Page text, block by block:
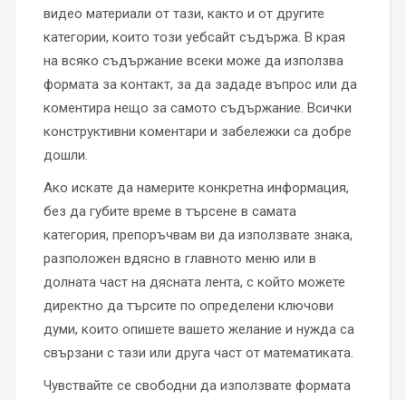
видео материали от тази, както и от другите
категории, които този уебсайт съдържа. В края
на всяко съдържание всеки може да използва
формата за контакт, за да зададе въпрос или да
коментира нещо за самото съдържание. Всички
конструктивни коментари и забележки са добре
дошли.
Ако искате да намерите конкретна информация,
без да губите време в търсене в самата
категория, препоръчвам ви да използвате знака,
разположен вдясно в главното меню или в
долната част на дясната лента, с който можете
директно да търсите по определени ключови
думи, които опишете вашето желание и нужда са
свързани с тази или друга част от математиката.
Чувствайте се свободни да използвате формата